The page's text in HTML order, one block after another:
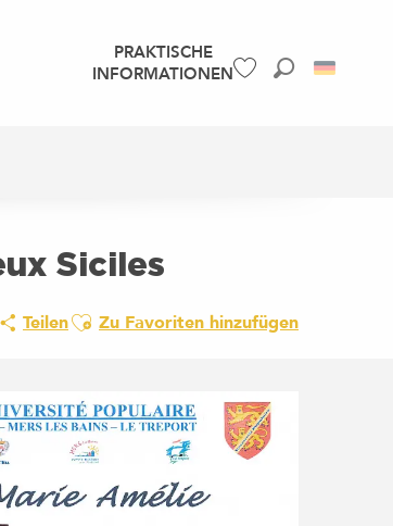
PRAKTISCHE
INFORMATIONEN
Siciles
TeilenAjouter aux favoris
Zu Favoriten hinzufügen